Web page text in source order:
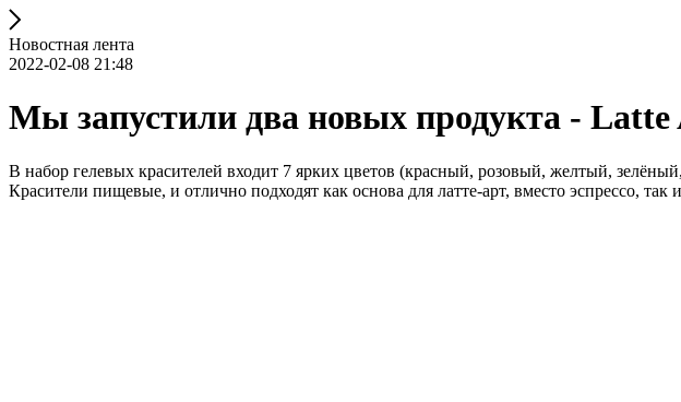
Новостная лента
2022-02-08 21:48
Мы запустили два новых продукта -
В набор гелевых красителей входит 7 ярких цветов (красный, розовый, желтый,
Красители пищевые, и отлично подходят как основа для латте-арт, вместо эспрессо,